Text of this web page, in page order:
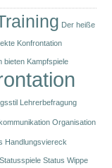
Der heiße
Konfrontation
bieten Kampfspiele
Lehrerbefragung
Organisation
Handlungsviereck
Statusspiele Status Wippe